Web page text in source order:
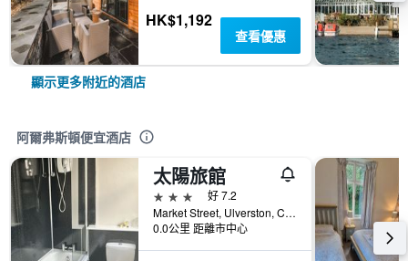
HK$1,192
查看優惠
顯示更多附近的酒店
阿爾弗斯頓便宜酒店
太陽旅館
3星級
好 7.2
Market Street, Ulverston, Cumbria, 阿爾弗斯頓, 英國
0.0公里 距離市中心